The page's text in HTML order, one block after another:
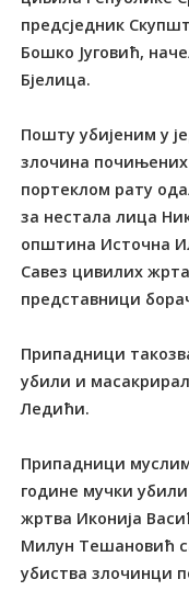
предсједник
Бошко Југовић,
Бјелица.
Пошту убијеним у
злочина
портеклом рату
за нестала лица
општина Источна
Савез цивилих
представници
Припадници
убили и
Ледићи.
Припадници
године мучки
жртва Иконија
Милун Тешановић
убиства злочинци